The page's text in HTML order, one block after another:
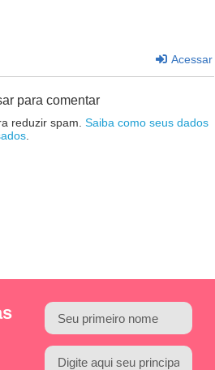
Acessar
para comentar
reduzir spam. Saiba como seus dados